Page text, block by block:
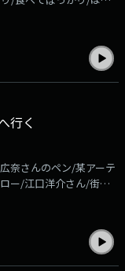
す。メールの件名は
聴きいただけます！
4ad1-aa4d-
を募集しています！
としおANNPでお願い
ってください。佐藤
す。メールの件名は
里がいつかは行ってみ
を送ってください。佐
す。メールの件名は
行く
奈さんのペン/某アーテ
ー/江口洋介さん/街中
回もお聴きいただけま
7dc4-4ad1-aa4d-
を募集しています！
としおANNPでお願い